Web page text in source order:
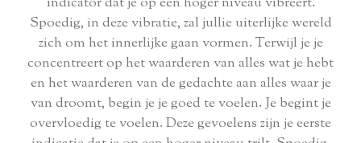
Spoedig, in deze vibratie, zal jullie uiterlijke wereld
zich om het innerlijke gaan vormen. Terwijl je je
concentreert op het waarderen van alles wat je hebt
en het waarderen van de gedachte aan alles waar je
van droomt, begin je je goed te voelen. Je begint je
overvloedig te voelen. Deze gevoelens zijn je eerste